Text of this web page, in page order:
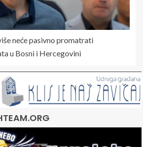
neće pasivno promatrati
u Bosni i Hercegovini